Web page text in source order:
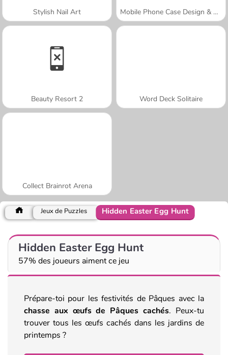
Stylish Nail Art Mobile Phone Case Design & DIY
Beauty Resort 2 Word Deck Solitaire
Collect Brainrot Arena
Jeux de Puzzles Hidden Easter Egg Hunt
Hidden Easter Egg Hunt
57% des joueurs aiment ce jeu
Prépare-toi pour les festivités de Pâques avec la
chasse aux œufs de Pâques cachés. Peux-tu
trouver tous les œufs cachés dans les jardins de
printemps ?